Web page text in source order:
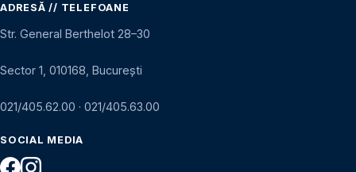
ADRESĂ // TELEFOANE
Str. General Berthelot 28–30
Sector 1, 010168, București
021/405.62.00 · 021/405.63.00
SOCIAL MEDIA